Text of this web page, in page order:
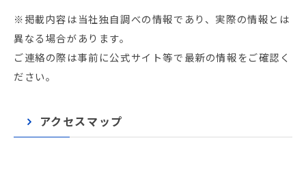
※掲載内容は当社独自調べの情報であり、実際の情報とは
異なる場合があります。
ご連絡の際は事前に公式サイト等で最新の情報をご確認く
ださい。
アクセスマップ